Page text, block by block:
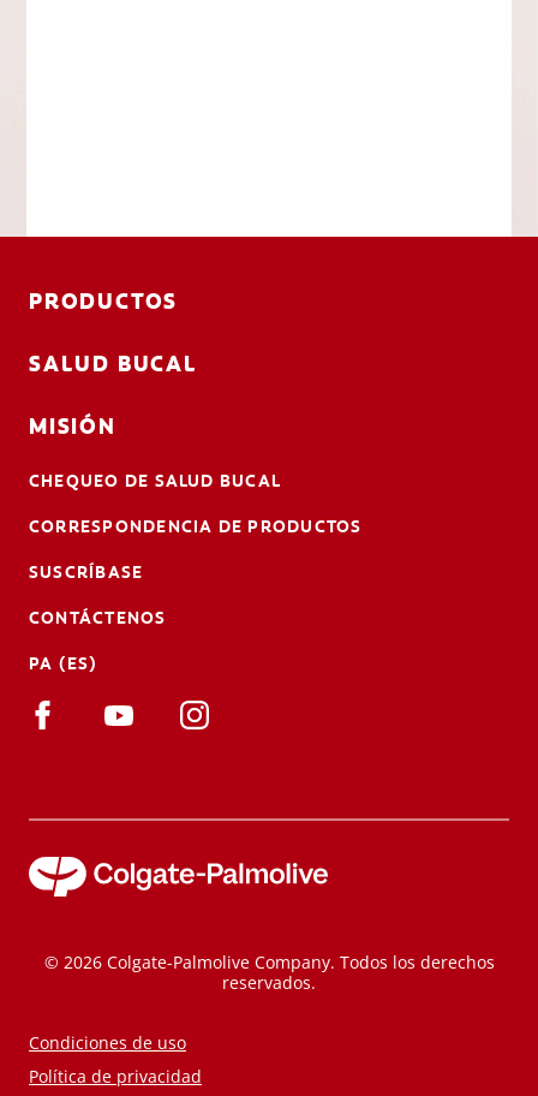
PRODUCTOS
SALUD BUCAL
MISIÓN
CHEQUEO DE SALUD BUCAL
CORRESPONDENCIA DE PRODUCTOS
SUSCRÍBASE
CONTÁCTENOS
PA (ES)
© 2026 Colgate-Palmolive Company. Todos los derechos
reservados.
Condiciones de uso
Política de privacidad